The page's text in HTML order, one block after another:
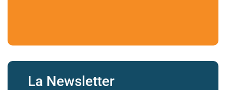
La Newsletter